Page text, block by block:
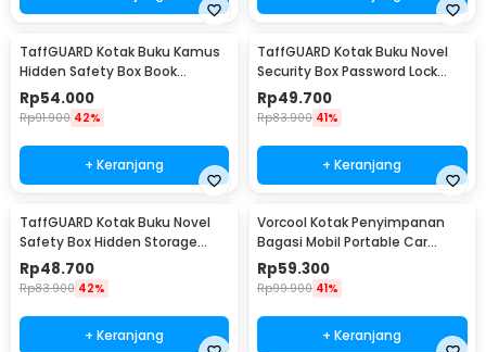
TaffGUARD Kotak Buku Kamus
Hidden Safety Box Book
Password Lock Size S - KB-10P
Rp54.000
Rp91.900 42%
+ Keranjang
TaffGUARD Kotak Buku Novel
Security Box Password Lock
Size S - KB-20P
Rp49.700
Rp83.900 41%
+ Keranjang
TaffGUARD Kotak Buku Novel
Safety Box Hidden Storage
Password Lock - KB-30P
Rp48.700
Rp83.900 42%
+ Keranjang
Vorcool Kotak Penyimpanan
Bagasi Mobil Portable Car
Storage Box 25 L - VL25
Rp59.300
Rp99.900 41%
+ Keranjang